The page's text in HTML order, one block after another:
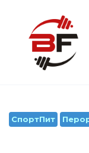
содержанию
СпортПит